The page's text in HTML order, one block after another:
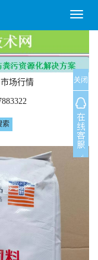
T
o
g
l
e
n
a
v
i
g
a
市场行情
关闭